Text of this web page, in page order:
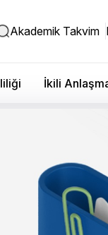
Akademik Takvim
İkili